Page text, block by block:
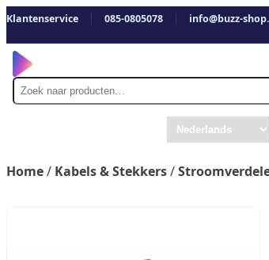
Klantenservice 085-0805078 info@buzz-
Zoek
naar
Home/ Kabels & Stekkers/